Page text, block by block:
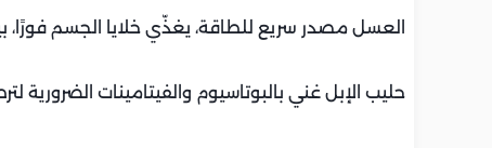
العسل مصدر سريع للطاقة، يغذّي خلايا الجسم فورًا،
حليب الإبل غني بالبوتاسيوم والفيتامينات الضرورية